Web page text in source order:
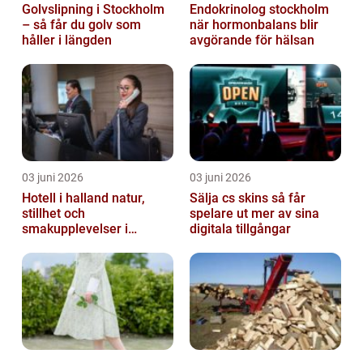
Golvslipning i Stockholm
– så får du golv som
håller i längden
Endokrinolog stockholm
när hormonbalans blir
avgörande för hälsan
03 juni 2026
Hotell i halland natur,
stillhet och
smakupplevelser i
03 juni 2026
Sälja cs skins så får
spelare ut mer av sina
digitala tillgångar